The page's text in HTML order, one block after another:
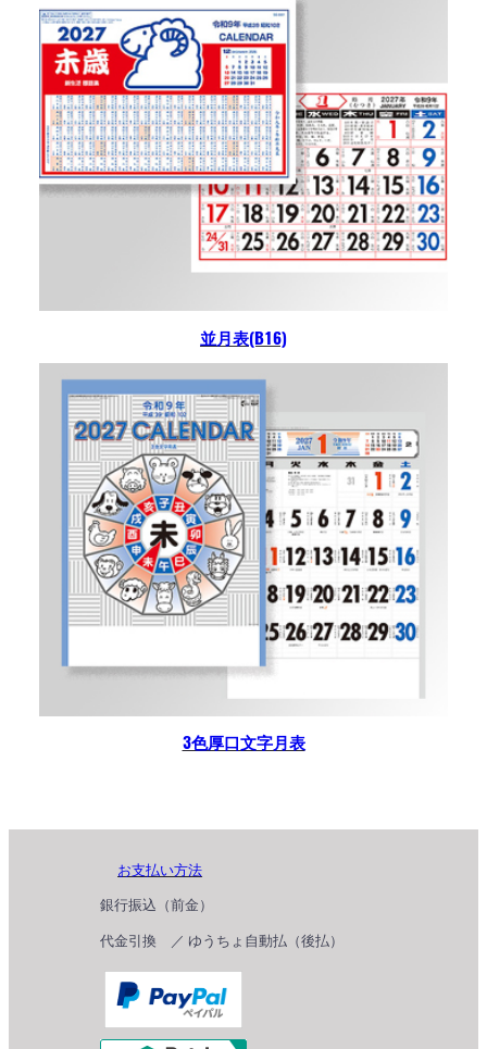
並月表(B16)
3色厚口文字月表
お支払い方法
銀行振込（前金）
代金引換 ／ ゆうちょ自動払（後払）